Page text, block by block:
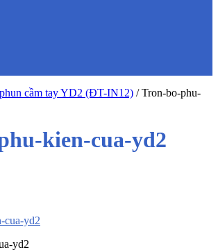
cầm tay YD2 (ĐT-IN12) /Tron-bo-phu-
kien-cua-yd2
yd2